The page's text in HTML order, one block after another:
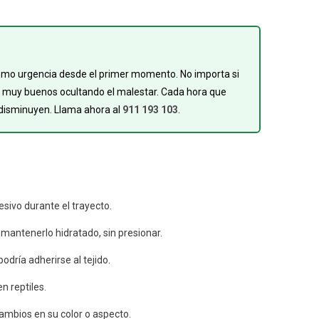
urgencia desde el primer momento. No importa si
buenos ocultando el malestar. Cada hora que
Llama ahora al 911 193 103
durante el trayecto.
hidratado, sin presionar.
adherirse al tejido.
reptiles.
en su color o aspecto.